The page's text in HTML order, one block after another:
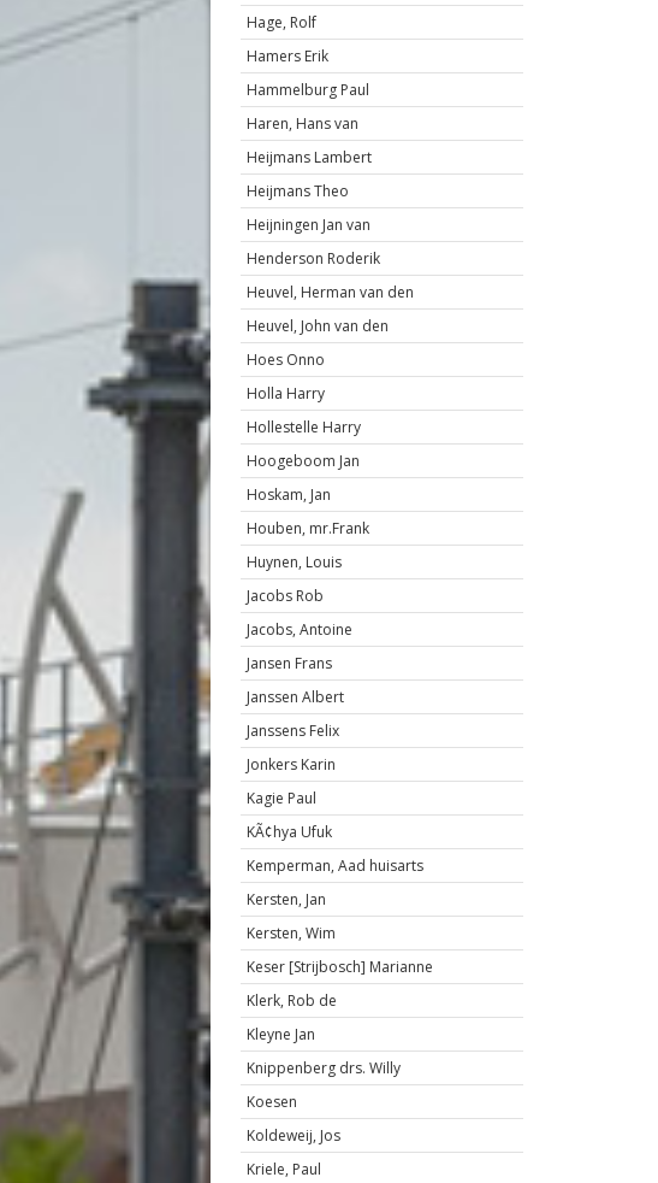
Hage, Rolf
Hamers Erik
Hammelburg Paul
Haren, Hans van
Heijmans Lambert
Heijmans Theo
Heijningen Jan van
Henderson Roderik
Heuvel, Herman van den
Heuvel, John van den
Hoes Onno
Holla Harry
Hollestelle Harry
Hoogeboom Jan
Hoskam, Jan
Houben, mr.Frank
Huynen, Louis
Jacobs Rob
Jacobs, Antoine
Jansen Frans
Janssen Albert
Janssens Felix
Jonkers Karin
Kagie Paul
KÃ¢hya Ufuk
Kemperman, Aad huisarts
Kersten, Jan
Kersten, Wim
Keser [Strijbosch] Marianne
Klerk, Rob de
Kleyne Jan
Knippenberg drs. Willy
Koesen
Koldeweij, Jos
Kriele, Paul